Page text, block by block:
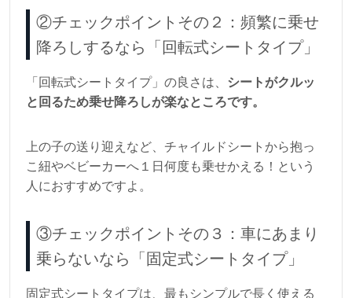
②チェックポイントその２：頻繁に乗せ
降ろしするなら「回転式シートタイプ」
「回転式シートタイプ」の良さは、
シートがクルッ
と回るため乗せ降ろしが楽なところです。
上の子の送り迎えなど、チャイルドシートから抱っ
こ紐やベビーカーへ１日何度も乗せかえる！という
人におすすめですよ。
③チェックポイントその３：車にあまり
乗らないなら「固定式シートタイプ」
固定式シートタイプは、最もシンプルで長く使える